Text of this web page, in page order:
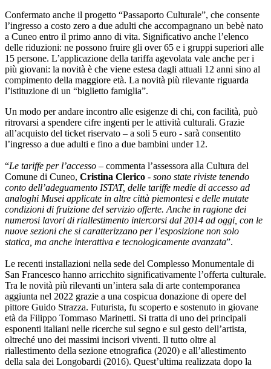
Confermato anche il progetto “Passaporto Culturale”, che consente
l’ingresso a costo zero a due adulti che accompagnano un bebè nato
a Cuneo entro il primo anno di vita. Significativo anche l’elenco
delle riduzioni: ne possono fruire gli over 65 e i gruppi superiori alle
15 persone. L’applicazione della tariffa agevolata vale anche per i
più giovani: la novità è che viene estesa dagli attuali 12 anni sino al
compimento della maggiore età. La novità più rilevante riguarda
l’istituzione di un “biglietto famiglia”.
Un modo per andare incontro alle esigenze di chi, con facilità, può
ritrovarsi a spendere cifre ingenti per le attività culturali. Grazie
all’acquisto del ticket riservato – a soli 5 euro - sarà consentito
l’ingresso a due adulti e fino a due bambini under 12.
“Le tariffe per l’accesso – commenta l’assessora alla Cultura del
Comune di Cuneo, Cristina Clerico - sono state riviste tenendo
conto dell’adeguamento ISTAT, delle tariffe medie di accesso ad
analoghi Musei applicate in altre città piemontesi e delle mutate
condizioni di fruizione del servizio offerte. Anche in ragione dei
numerosi lavori di riallestimento intercorsi dal 2014 ad oggi, con le
nuove sezioni che si caratterizzano per l’esposizione non solo
statica, ma anche interattiva e tecnologicamente avanzata”.
Le recenti installazioni nella sede del Complesso Monumentale di
San Francesco hanno arricchito significativamente l’offerta culturale.
Tra le novità più rilevanti un’intera sala di arte contemporanea
aggiunta nel 2022 grazie a una cospicua donazione di opere del
pittore Guido Strazza. Futurista, fu scoperto e sostenuto in giovane
età da Filippo Tommaso Marinetti. Si tratta di uno dei principali
esponenti italiani nelle ricerche sul segno e sul gesto dell’artista,
oltreché uno dei massimi incisori viventi. Il tutto oltre al
riallestimento della sezione etnografica (2020) e all’allestimento
della sala dei Longobardi (2016). Quest’ultima realizzata dopo la